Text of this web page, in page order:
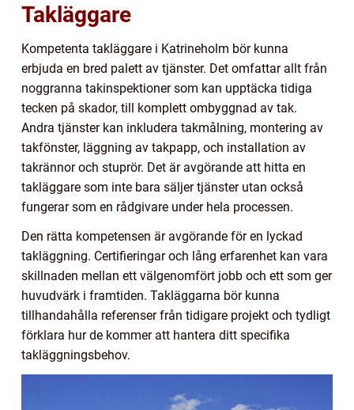
Takläggare
Kompetenta takläggare i Katrineholm bör kunna
erbjuda en bred palett av tjänster. Det omfattar allt från
noggranna takinspektioner som kan upptäcka tidiga
tecken på skador, till komplett ombyggnad av tak.
Andra tjänster kan inkludera takmålning, montering av
takfönster, läggning av takpapp, och installation av
takrännor och stuprör. Det är avgörande att hitta en
takläggare som inte bara säljer tjänster utan också
fungerar som en rådgivare under hela processen.
Den rätta kompetensen är avgörande för en lyckad
takläggning. Certifieringar och lång erfarenhet kan vara
skillnaden mellan ett välgenomfört jobb och ett som ger
huvudvärk i framtiden. Takläggarna bör kunna
tillhandahålla referenser från tidigare projekt och tydligt
förklara hur de kommer att hantera ditt specifika
takläggningsbehov.